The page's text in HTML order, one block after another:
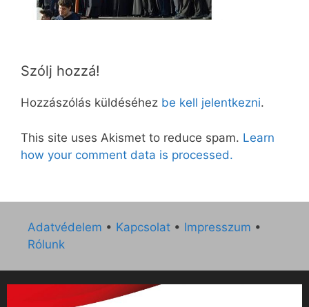
Szólj hozzá!
Hozzászólás küldéséhez be kell jelentkezni.
This site uses Akismet to reduce spam. Learn
how your comment data is processed.
Adatvédelem • Kapcsolat • Impresszum •
Rólunk